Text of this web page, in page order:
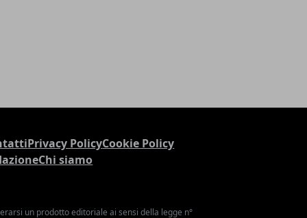
Privacy PolicyCookie Policy
Chi siamo
un prodotto editoriale ai sensi della legge n°